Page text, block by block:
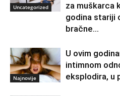
Uncategorized
za muškarca
godina stariji
bračne...
Najnovije
U ovim
intimnom
eksplodira, u